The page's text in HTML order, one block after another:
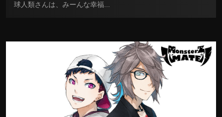
球人類さんは、みーんな幸福...